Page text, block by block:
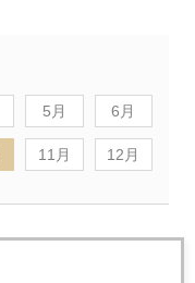
5月 6月
11月 12月